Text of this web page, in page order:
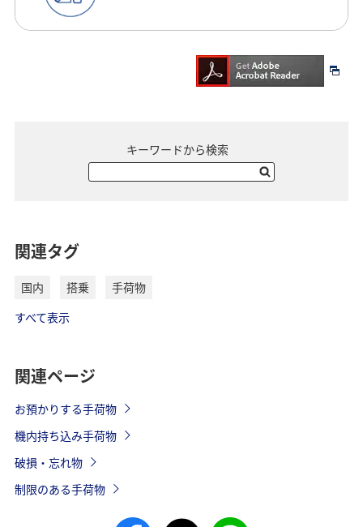
キーワードから検索
関連タグ
国内 搭乗
手荷物
すべて表示
関連ページ
お預かりする手荷物
機内持ち込み手荷物
破損・忘れ物
制限のある手荷物